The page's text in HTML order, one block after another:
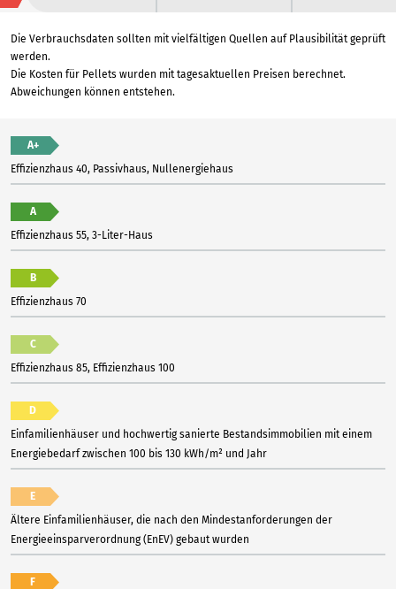
Die Verbrauchsdaten sollten mit vielfältigen Quellen auf Plausibilität geprüft
werden.
Die Kosten für Pellets wurden mit tagesaktuellen Preisen berechnet.
Abweichungen können entstehen.
A+
Effizienzhaus 40, Passivhaus, Nullenergiehaus
A
Effizienzhaus 55, 3-Liter-Haus
B
Effizienzhaus 70
C
Effizienzhaus 85, Effizienzhaus 100
D
Einfamilienhäuser und hochwertig sanierte Bestandsimmobilien mit einem
Energiebedarf zwischen 100 bis 130 kWh/m² und Jahr
E
Ältere Einfamilienhäuser, die nach den Mindestanforderungen der
Energieeinsparverordnung (EnEV) gebaut wurden
F